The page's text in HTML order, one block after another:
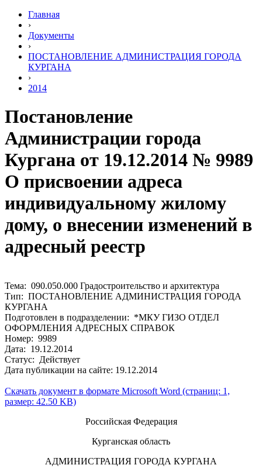
Главная
›
Документы
›
ПОСТАНОВЛЕНИЕ АДМИНИСТРАЦИЯ ГОРОДА
КУРГАНА
›
2014
Постановление
Администрации города
Кургана от 19.12.2014 № 9989
О присвоении адреса
индивидуальному жилому
дому, о внесении изменений в
адресный реестр
Тема: 090.050.000 Градостроительство и архитектура
Тип: ПОСТАНОВЛЕНИЕ АДМИНИСТРАЦИЯ ГОРОДА
КУРГАНА
Подготовлен в подразделении: *МКУ ГИЗО ОТДЕЛ
ОФОРМЛЕНИЯ АДРЕСНЫХ СПРАВОК
Номер: 9989
Дата: 19.12.2014
Статус: Действует
Дата публикации на сайте: 19.12.2014
Скачать документ в формате Microsoft Word (страниц: 1,
размер: 42.50 KB)
Российская Федерация
Курганская область
АДМИНИСТРАЦИЯ ГОРОДА КУРГАНА